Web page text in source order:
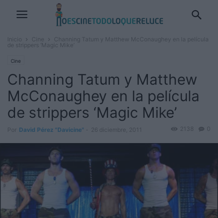
Inicio Cine
Channing Tatum y Matthew McConaughey en la película
de strippers ‘Magic Mike’
Cine
Channing Tatum y Matthew
McConaughey en la película
de strippers ‘Magic Mike’
Por David Pérez "Davicine" 26 diciembre, 2011 0
2138